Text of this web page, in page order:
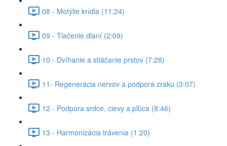
08 - Motýlie krídla (11:24)
09 - Tlačenie dlaní (2:09)
10 - Dvíhanie a stláčanie prstov (7:28)
11- Regenerácia nervov a podpora zraku (3:07)
12 - Podpora srdce, cievy a pľúca (8:46)
13 - Harmonizácia trávenia (1:20)